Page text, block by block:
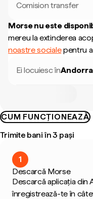
Comision transfer
Morse nu este
mereu la extinderea
noastre socialepentru a
Ei locuiesc înAndorra
CUM FUNCȚIONEAZĂ
Trimite bani în 3 pași
1
Descarcă Morse
Descarcă aplicația din
înregistrează-te în